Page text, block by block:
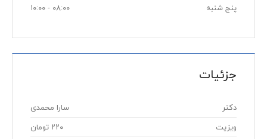
پنج شنبه
۰۸:۰۰ - ۱۰:۰۰
جزئیات
دکتر
سارا محمدی
ویزیت
۲۲۰ تومان